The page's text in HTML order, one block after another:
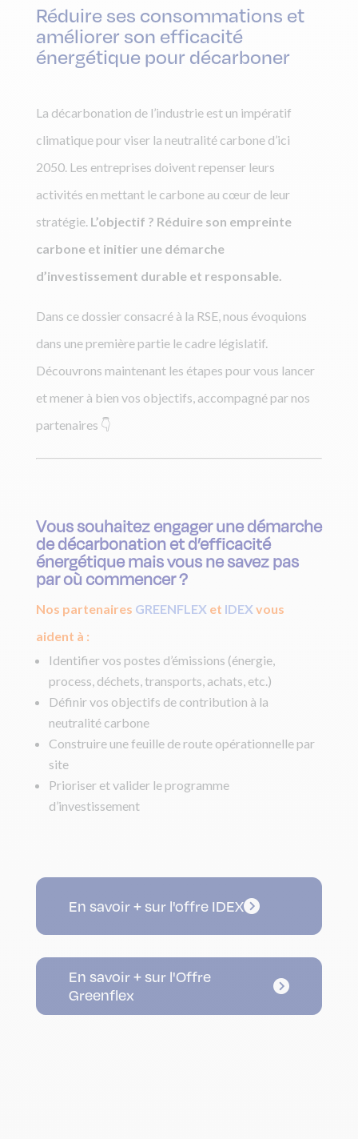
Réduire ses consommations et
améliorer son efficacité
énergétique pour décarboner
La décarbonation de l’industrie est un impératif
climatique pour viser la neutralité carbone d’ici
2050. Les entreprises doivent repenser leurs
activités en mettant le carbone au cœur de leur
stratégie. L’objectif ? Réduire son empreinte
carbone et initier une démarche
d’investissement durable et responsable.
Dans ce dossier consacré à la RSE, nous évoquions
dans une première partie le cadre législatif.
Découvrons maintenant les étapes pour vous lancer
et mener à bien vos objectifs, accompagné par nos
partenaires 👇
Vous souhaitez engager une démarche
de décarbonation et d’efficacité
énergétique mais vous ne savez pas
par où commencer ?
Nos partenaires GREENFLEX et IDEX vous
aident à :
Identifier vos postes d’émissions (énergie,
process, déchets, transports, achats, etc.)
Définir vos objectifs de contribution à la
neutralité carbone
Construire une feuille de route opérationnelle par
site
Prioriser et valider le programme
d’investissement
En savoir + sur l'offre IDEX
En savoir + sur l'Offre
Greenflex